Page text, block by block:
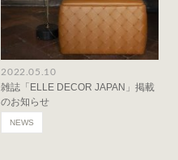
2022.05.10
雑誌「ELLE DECOR JAPAN」掲載
のお知らせ
NEWS